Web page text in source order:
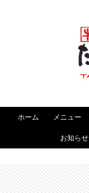
ホーム メニュー
お知らせ